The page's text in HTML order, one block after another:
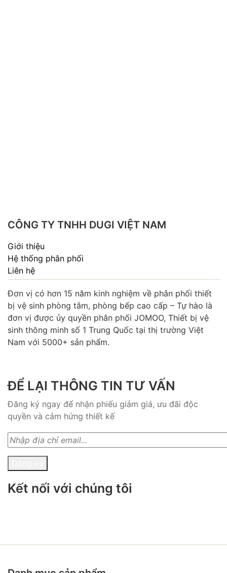
CÔNG TY TNHH DUGI VIỆT NAM
Giới thiệu
Hệ thống phân phối
Liên hệ
Đơn vị có hơn 15 năm kinh nghiệm về phân phối thiết
bị vệ sinh phòng tắm, phòng bếp cao cấp – Tự hào là
đơn vị được ủy quyền phân phối JOMOO, Thiết bị vệ
sinh thông minh số 1 Trung Quốc tại thị trường Việt
Nam với 5000+ sản phẩm.
ĐỂ LẠI THÔNG TIN TƯ VẤN
Đăng ký ngay để nhận phiếu giảm giá, ưu đãi độc
quyền và cảm hứng thiết kế
Kết nối với chúng tôi